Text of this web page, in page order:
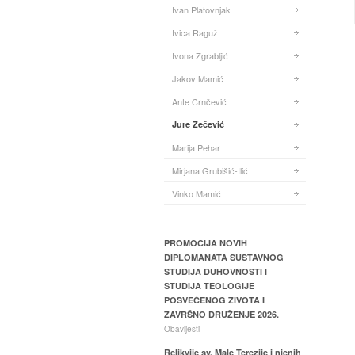
Ivan Platovnjak
Ivica Raguž
Ivona Zgrabljić
Jakov Mamić
Ante Crnčević
Jure Zečević
Marija Pehar
Mirjana Grubišić-Ilić
Vinko Mamić
PROMOCIJA NOVIH
DIPLOMANATA SUSTAVNOG
STUDIJA DUHOVNOSTI I
STUDIJA TEOLOGIJE
POSVEĆENOG ŽIVOTA I
ZAVRŠNO DRUŽENJE 2026.
Obavijesti
Relikvije sv. Male Terezije i njenih